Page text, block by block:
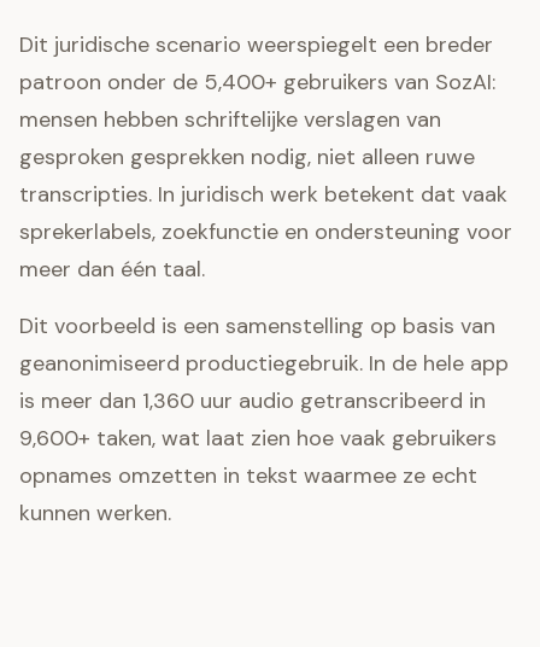
Dit juridische scenario weerspiegelt een breder
patroon onder de 5,400+ gebruikers van SozAI:
mensen hebben schriftelijke verslagen van
gesproken gesprekken nodig, niet alleen ruwe
transcripties. In juridisch werk betekent dat vaak
sprekerlabels, zoekfunctie en ondersteuning voor
meer dan één taal.
Dit voorbeeld is een samenstelling op basis van
geanonimiseerd productiegebruik. In de hele app
is meer dan 1,360 uur audio getranscribeerd in
9,600+ taken, wat laat zien hoe vaak gebruikers
opnames omzetten in tekst waarmee ze echt
kunnen werken.